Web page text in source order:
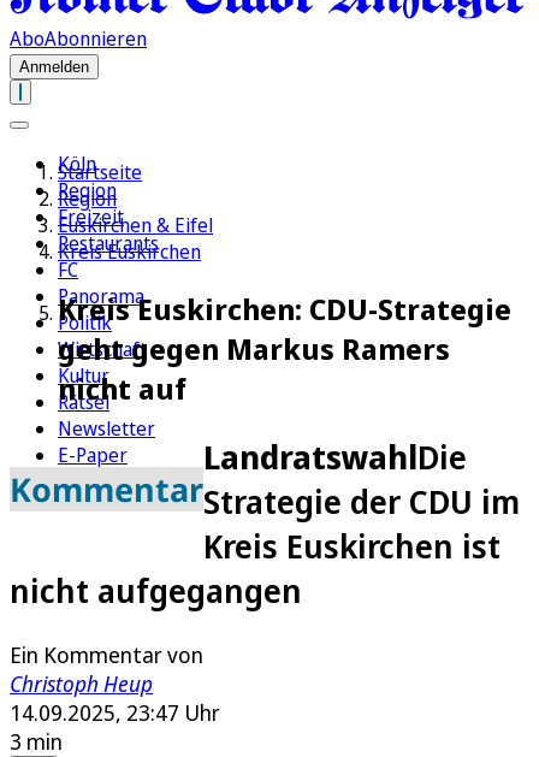
AboAbonnieren
Anmelden
Köln
Region
Freizeit
Restaurants
FC
Panorama
Politik
Wirtschaft
Kultur
Rätsel
Newsletter
E-Paper
Startseite
Region
Euskirchen & Eifel
Kreis Euskirchen
Kreis Euskirchen: CDU-Strategie
geht gegen Markus Ramers
nicht auf
Kommentar
LandratswahlDie
Strategie der CDU im
Kreis Euskirchen ist
nicht aufgegangen
Ein Kommentar von
Christoph Heup
14.09.2025, 23:47 Uhr
3 min